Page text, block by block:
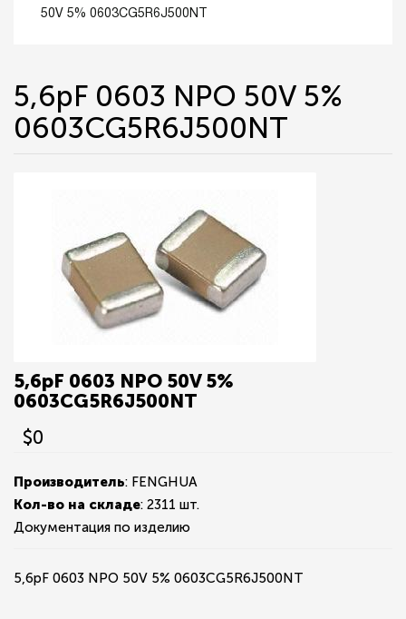
50V 5% 0603CG5R6J500NT
5,6pF 0603 NPO 50V 5%
0603CG5R6J500NT
5,6pF 0603 NPO 50V 5%
0603CG5R6J500NT
$0
Производитель: FENGHUA
Кол-во на складе: 2311 шт.
Документация по изделию
5,6pF 0603 NPO 50V 5% 0603CG5R6J500NT